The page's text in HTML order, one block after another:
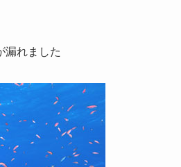
漏れました